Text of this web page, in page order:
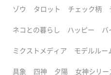
ゾウ タロット チェック柄
ネコとの暮らし ハッピー バ
ミクストメディア モデルルー
具象 四神 夕陽 女神シリー